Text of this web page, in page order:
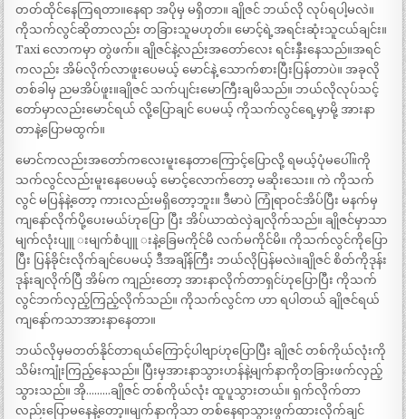
တတ်ထိုင်နေကြရတာ။နေရာ အပိုမှ မရှိတာ။ ချိုဇင် ဘယ်လို လုပ်ရပါ့မလဲ။
ကိုသက်လွင်ဆိုတာလည်း တခြားသူမဟုတ်။ မောင့်ရဲ့အရင်းဆုံးသူငယ်ချင်း။
Taxi လောကမှာ တွဲဖက်။ ချိုဇင်နဲ့လည်းအတော်လေး ရင်းနှီးနေသည်။အရင်
ကလည်း အိမ်လိုက်လာဖူးပေမယ့် မောင်နဲ့ သောက်စားပြီးပြန်တာပဲ။ အခုလို
တစ်ခါမှ ညမအိပ်ဖူး။ချိုဇင် သက်ပျင်းမောကြီးချမိသည်။ ဘယ်လိုလုပ်သင့်
တော်မှာလည်းမောင်ရယ် လို့ပြောချင် ပေမယ့် ကိုသက်လွင်ရေ့မှာမို့ အားနာ
တာနဲ့ပြောမထွက်။
မောင်ကလည်းအတော်ကလေးမူးနေတာကြောင့်ပြောလို့ ရမယ့်ပုံမပေါ်။ကို
သက်လွင်လည်းမူးနေပေမယ့် မောင့်လောက်တော့ မဆိုးသေး။ ကဲ ကိုသက်
လွင် မပြန်နဲ့တော့ ကားလည်းမရှိတော့ဘူး။ ဒီမာပဲ ကြုံရာဝင်အိပ်ပြီး မနက်မှ
ကျနော်လိုက်ပို့ပေးမယ်´ဟုပြော ပြီး အိပ်ယာထဲလှဲချလိုက်သည်။ ချိုဇင်မှာသာ
မျက်လုံးပျူ းမျက်စံပျူ းနဲ့ခြေမကိုင်မိ လက်မကိုင်မိ။ ကိုသက်လွင်ကိုပြော
ပြီး ပြန်ခိုင်းလိုက်ချင်ပေမယ့် ဒီအချိန်ကြီး ဘယ်လိုပြန်မလဲ။ချိုဇင် စိတ်ကိုဒုန်း
ဒုန်းချလိုက်ပြီ အိမ်က ကျည်းတော့ အားနာလိုက်တာရှင်´ဟုပြောပြီး ကိုသက်
လွင်ဘက်လှည့်ကြည့်လိုက်သည်။ ကိုသက်လွင်က ဟာ ရပါတယ် ချိုဇင်ရယ်
ကျနော်ကသာအားနာနေတာ။
ဘယ်လိုမှမတတ်နိုင်တာရယ်ကြောင့်ပါဗျာ´ဟုပြောပြီး ချိုဇင် တစ်ကိုယ်လုံးကို
သိမ်းကျုံးကြည့်နေသည်။ ပြီးမှအားနာသွားဟန်နဲ့မျက်နာကိုတခြားဖက်လှည့်
သွားသည်။ အို………ချိုဇင် တစ်ကိုယ်လုံး ထူပူသွားတယ်။ ရှက်လိုက်တာ
လည်းပြောမနေနဲ့တော့။မျက်နာကိုသာ တစ်နေရာသွားဖွက်ထားလိုက်ချင်